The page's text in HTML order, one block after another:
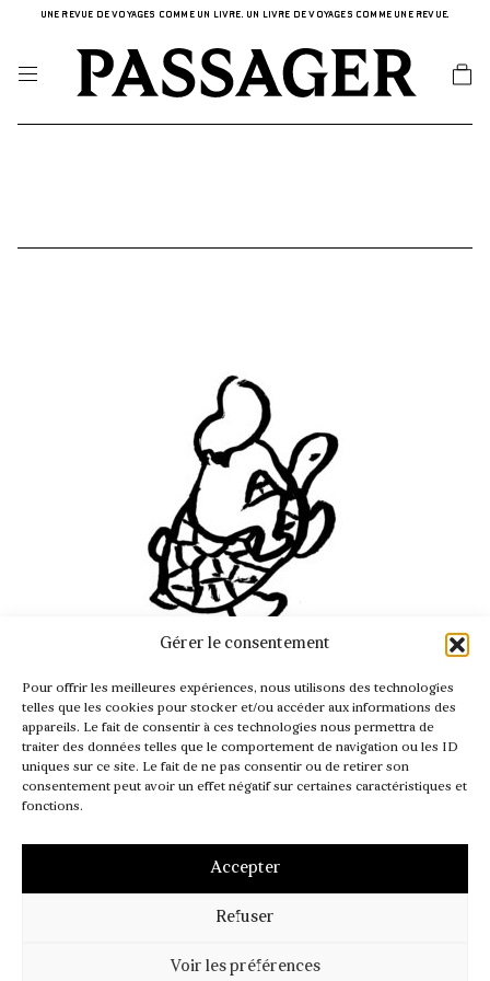
Gérer le consentement
Pour offrir les meilleures expériences, nous utilisons des technologies
telles que les cookies pour stocker et/ou accéder aux informations des
appareils. Le fait de consentir à ces technologies nous permettra de
traiter des données telles que le comportement de navigation ou les ID
uniques sur ce site. Le fait de ne pas consentir ou de retirer son
consentement peut avoir un effet négatif sur certaines caractéristiques et
fonctions.
Accepter
Refuser
Voir les préférences
UNE REVUE DE VOYAGES COMME UN LIVRE. UN LIVRE DE VOYAGES COMME UNE REVUE.
@REVUEPASSAGER
MENTIONS LÉGALES
POLITIQUE DE COOKIES (UE)